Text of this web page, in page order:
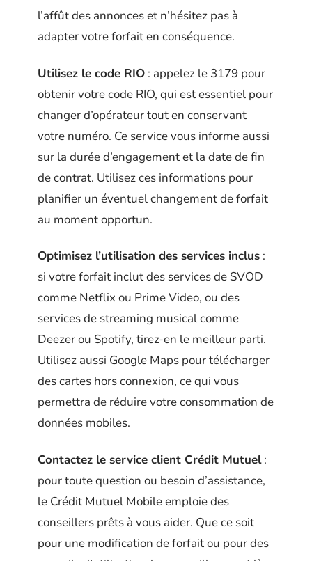
l’affût des annonces et n’hésitez pas à
adapter votre forfait en conséquence.
Utilisez le code RIO : appelez le 3179 pour
obtenir votre code RIO, qui est essentiel pour
changer d’opérateur tout en conservant
votre numéro. Ce service vous informe aussi
sur la durée d’engagement et la date de fin
de contrat. Utilisez ces informations pour
planifier un éventuel changement de forfait
au moment opportun.
Optimisez l’utilisation des services inclus :
si votre forfait inclut des services de SVOD
comme Netflix ou Prime Video, ou des
services de streaming musical comme
Deezer ou Spotify, tirez-en le meilleur parti.
Utilisez aussi Google Maps pour télécharger
des cartes hors connexion, ce qui vous
permettra de réduire votre consommation de
données mobiles.
Contactez le service client Crédit Mutuel:
pour toute question ou besoin d’assistance,
le Crédit Mutuel Mobile emploie des
conseillers prêts à vous aider. Que ce soit
pour une modification de forfait ou pour des